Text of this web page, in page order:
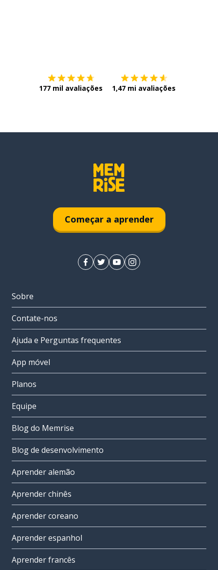
177 mil avaliações 1,47 mi avaliações
Começar a aprender
Sobre
Contate-nos
Ajuda e Perguntas frequentes
App móvel
Planos
Equipe
Blog do Memrise
Blog de desenvolvimento
Aprender alemão
Aprender chinês
Aprender coreano
Aprender espanhol
Aprender francês